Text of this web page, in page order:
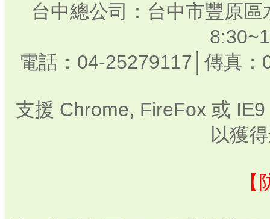
台中總公司：台中市豐原
電話：04-25279117│傳真
支援 Chrome, FireFox 或
以獲